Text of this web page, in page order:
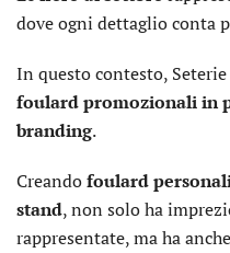
dove ogni dettaglio conta
In questo contesto,
foulard promozionali in
branding.
Creandofoulard
stand, non solo ha
rappresentate, ma ha